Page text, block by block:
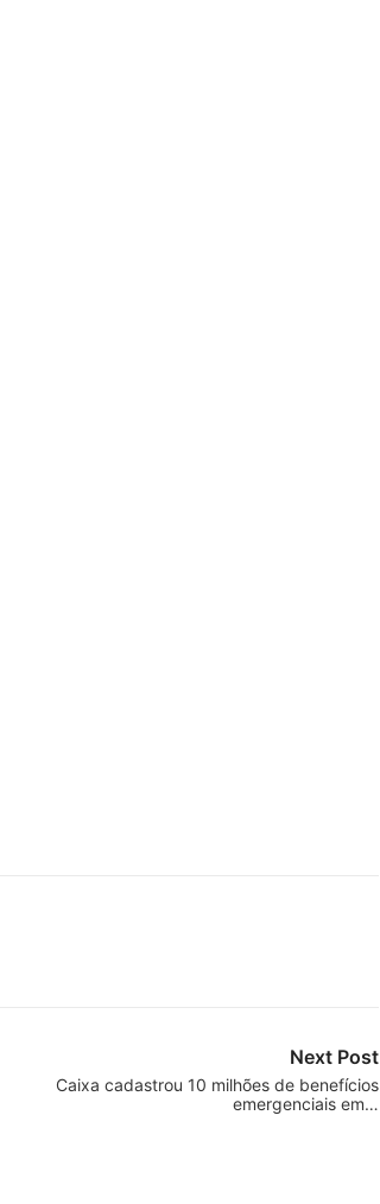
Next Post
Caixa cadastrou 10 milhões de benefícios
emergenciais em…